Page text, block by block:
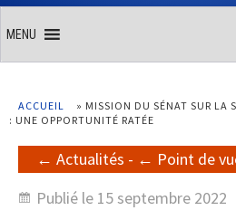
MENU
ACCUEIL » MISSION DU SÉNAT SUR LA
: UNE OPPORTUNITÉ RATÉE
Actualités -
Point de
Publié le 15 septembre 2022